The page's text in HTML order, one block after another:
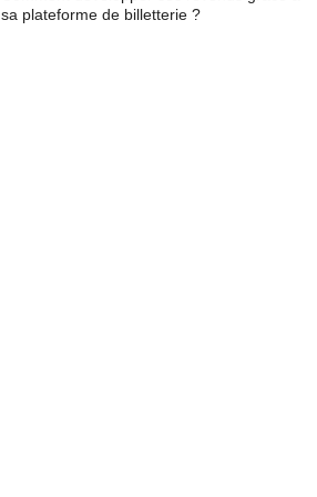
sa plateforme de billetterie ?